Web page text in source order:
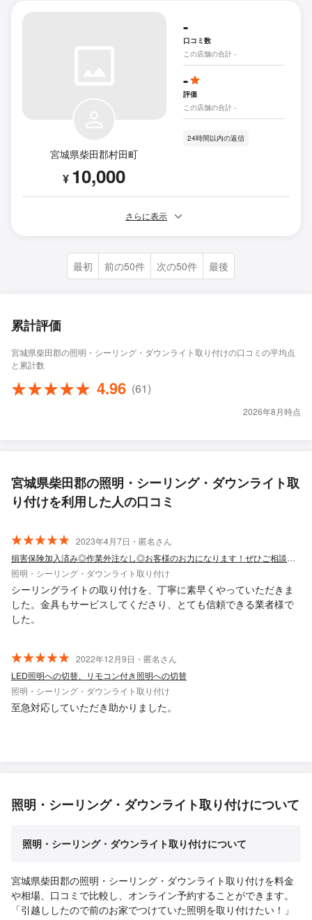
宮城県柴田郡村田町
¥ 10,000
-
口コミ数
この店舗の合計 -
-
評価
この店舗の合計 -
24時間以内の返信
さらに表示
最初 前の50件 次の50件 最後
累計評価
宮城県柴田郡の照明・シーリング・ダウンライト取り付けの口コミの平均点
と累計数
4.96 (61)
2026年8月時点
宮城県柴田郡の照明・シーリング・ダウンライト取
り付けを利用した人の口コミ
2023年4月7日・匿名さん
損害保険加入済み◎作業外注なし◎お客様のお力になります！ぜひご相談ください。
照明・シーリング・ダウンライト取り付け
シーリングライトの取り付けを、丁寧に素早くやっていただきま
した。金具もサービスしてくださり、とても信頼できる業者様で
した。
2022年12月9日・匿名さん
LED照明への切替、リモコン付き照明への切替
照明・シーリング・ダウンライト取り付け
至急対応していただき助かりました。
照明・シーリング・ダウンライト取り付けについて
照明・シーリング・ダウンライト取り付けについて
宮城県柴田郡の照明・シーリング・ダウンライト取り付けを料金
や相場、口コミで比較し、オンライン予約することができます。
「引越ししたので前のお家でつけていた照明を取り付けたい！」